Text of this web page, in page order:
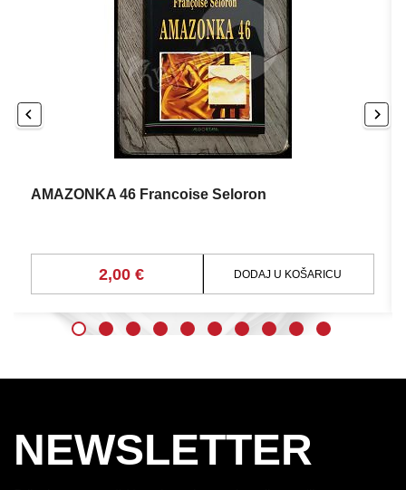
AMAZONKA 46 Francoise Seloron
2,00 € DODAJ U KOŠARICU
NEWSLETTER